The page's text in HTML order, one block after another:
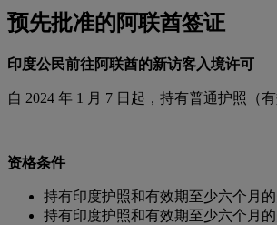
预先批准的阿联酋签证
印度公民前往阿联酋的新访客入境许可
自 2024 年 1 月 7 日起，持有普通护照（
资格条件
持有印度护照和有效期至少六个月
持有印度护照和有效期至少六个月